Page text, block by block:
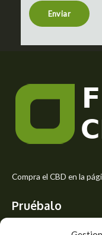
t
r
s
e
Enviar
Compra el CBD en la
Pruébalo
Siente el mejor aroma